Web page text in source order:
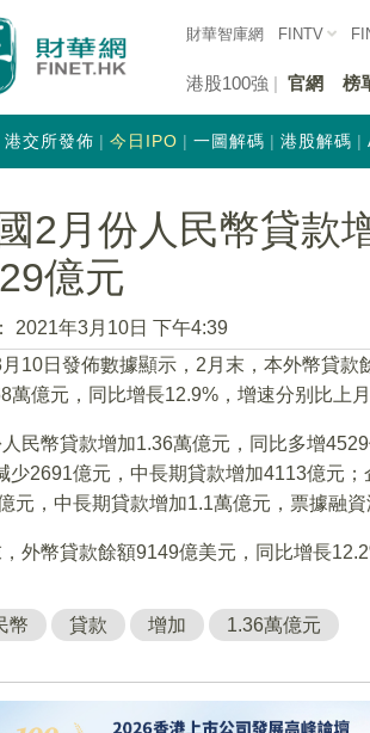
財華智庫網 FINTV
港股100強 官網 榜
港交所發佈 今日IPO 一圖解碼 港股解碼
2月份人民幣貸款
億元
2021年3月10日 下午4:39
10日發佈數據顯示，2月末，本外幣貸
萬億元，同比增長12.9%，增速分别比上
民幣貸款增加1.36萬億元，同比多增
少2691億元，中長期貸款增加4113億元
元，中長期貸款增加1.1萬億元，票據融
外幣貸款餘額9149億美元，同比增長
幣 貸款 增加 1.36萬億元